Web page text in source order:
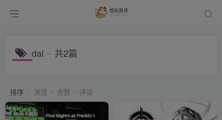
dal 共2篇
排序 浏览 点赞 评论